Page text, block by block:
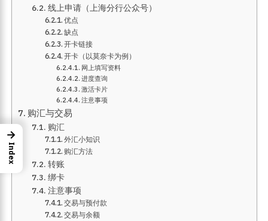
线上申请（上海分行公众号）
优点
缺点
开卡链接
开卡（以莫奈卡为例）
网上填写资料
进度查询
激活卡片
注意事项
购汇与交易
购汇
外汇小知识
购汇方法
转账
绑卡
注意事项
交易与预付款
交易与余额
→
Index